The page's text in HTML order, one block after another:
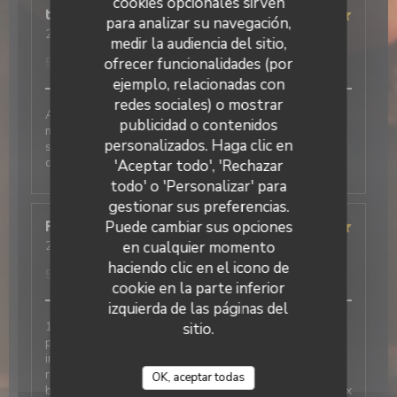
para analizar su navegación,
medir la audiencia del sitio,
ofrecer funcionalidades (por
ejemplo, relacionadas con
redes sociales) o mostrar
publicidad o contenidos
personalizados. Haga clic en
'Aceptar todo', 'Rechazar
todo' o 'Personalizar' para
gestionar sus preferencias.
Puede cambiar sus opciones
en cualquier momento
haciendo clic en el icono de
cookie en la parte inferior
izquierda de las páginas del
sitio.
OK, aceptar todas
thierry
2026-06-05
- 12:30 - Invitados 2
/5 Ambiente:5/5 Menú :5/5 Calidad / Precio
Accueil et service au top Nous avons passés un bon
moment autour de nos plats et desserts très
savoureux. N’hésitez pas à réserver pour votre
déjeuner
Françoise D
2026-05-22
- 12:00 - Invitados 7
/5 Ambiente 5 Menú : Calidad / Precio
1ere fois dans ce restaurant et l avis des 6 autres
personnes avec moi est très positif Très bien. Service
impeccable, respect des demandes lors de l
réservation, amabilité, très bon repas, légumes très
bien cuisinés en accompagnement , raport qualité-prix
La Galiote Restaurant & Bar